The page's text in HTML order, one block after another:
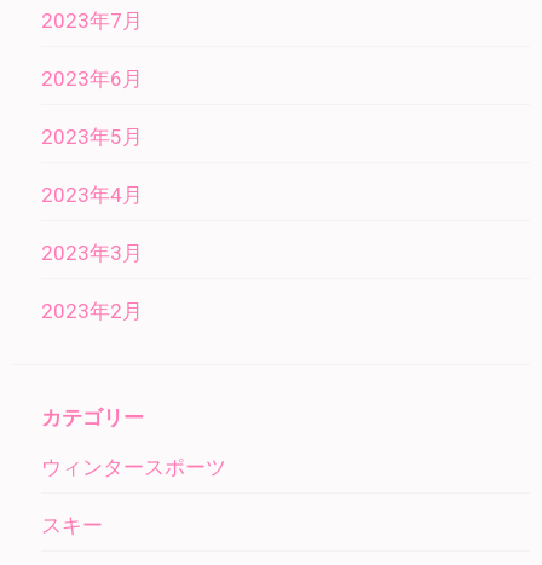
2023年7月
2023年6月
2023年5月
2023年4月
2023年3月
2023年2月
カテゴリー
ウィンタースポーツ
スキー